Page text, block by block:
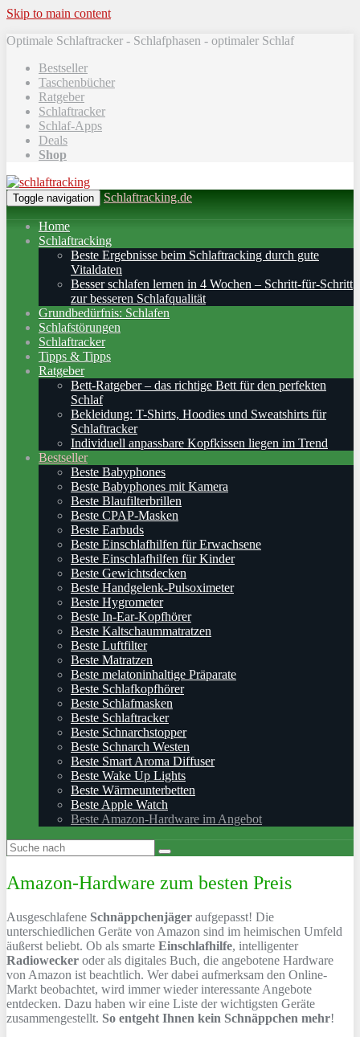
Skip to main content
Optimale Schlaftracker - Schlafphasen - optimaler Schlaf
Bestseller
Taschenbücher
Ratgeber
Schlaftracker
Schlaf-Apps
Deals
Shop
Toggle navigation Schlaftracking.de
Home
Schlaftracking
Beste Ergebnisse beim Schlaftracking durch gute
Vitaldaten
Besser schlafen lernen in 4 Wochen – Schritt‑für‑Schritt
zur besseren Schlafqualität
Grundbedürfnis: Schlafen
Schlafstörungen
Schlaftracker
Tipps & Tipps
Ratgeber
Bett-Ratgeber – das richtige Bett für den perfekten
Schlaf
Bekleidung: T-Shirts, Hoodies und Sweatshirts für
Schlaftracker
Individuell anpassbare Kopfkissen liegen im Trend
Bestseller
Beste Babyphones
Beste Babyphones mit Kamera
Beste Blaufilterbrillen
Beste CPAP-Masken
Beste Earbuds
Beste Einschlafhilfen für Erwachsene
Beste Einschlafhilfen für Kinder
Beste Gewichtsdecken
Beste Handgelenk-Pulsoximeter
Beste Hygrometer
Beste In-Ear-Kopfhörer
Beste Kaltschaummatratzen
Beste Luftfilter
Beste Matratzen
Beste melatoninhaltige Präparate
Beste Schlafkopfhörer
Beste Schlafmasken
Beste Schlaftracker
Beste Schnarchstopper
Beste Schnarch Westen
Beste Smart Aroma Diffuser
Beste Wake Up Lights
Beste Wärmeunterbetten
Beste Apple Watch
Beste Amazon-Hardware im Angebot
Amazon-Hardware zum besten Preis
Ausgeschlafene Schnäppchenjäger aufgepasst! Die
unterschiedlichen Geräte von Amazon sind im heimischen Umfeld
äußerst beliebt. Ob als smarte Einschlafhilfe, intelligenter
Radiowecker oder als digitales Buch, die angebotene Hardware
von Amazon ist beachtlich. Wer dabei aufmerksam den Online-
Markt beobachtet, wird immer wieder interessante Angebote
entdecken. Dazu haben wir eine Liste der wichtigsten Geräte
zusammengestellt. So entgeht Ihnen kein Schnäppchen mehr!